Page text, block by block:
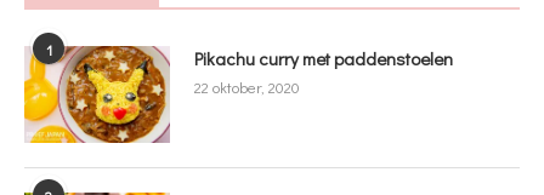
1 Pikachu curry met paddenstoelen
22 oktober, 2020